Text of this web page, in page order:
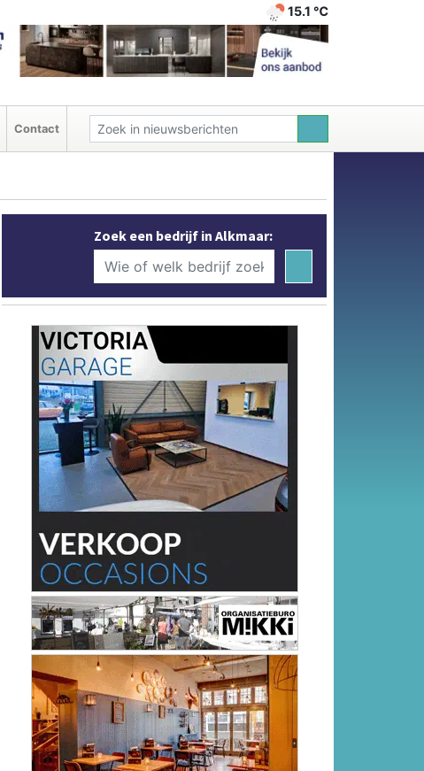
15.1 ℃
Contact
Zoek een bedrijf in Alkmaar: